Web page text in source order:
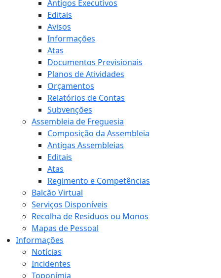
Antigos Executivos
Editais
Avisos
Informações
Atas
Documentos Previsionais
Planos de Atividades
Orçamentos
Relatórios de Contas
Subvenções
Assembleia de Freguesia
Composição da Assembleia
Antigas Assembleias
Editais
Atas
Regimento e Competências
Balcão Virtual
Serviços Disponíveis
Recolha de Residuos ou Monos
Mapas de Pessoal
Informações
Notícias
Incidentes
Toponímia